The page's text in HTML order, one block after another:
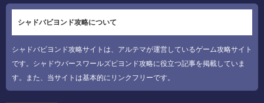
シャドバビヨンド攻略について
シャドバビヨンド攻略サイトは、アルテマが運営しているゲーム攻略サイト
です。シャドウバースワールズビヨンド攻略に役立つ記事を掲載していま
す。また、当サイトは基本的にリンクフリーです。